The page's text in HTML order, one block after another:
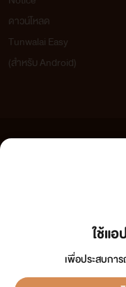
ใช้แ
เพื่อประสบกา
ดาวน์โหลด
Tunwalai Easy
(สำหรับ Android)
เว็บไซต์แห่งนี้ไม่ได้เห็นด้วยและไม่ขอรั
วิจารณญาณในการกลั่นกรองด้วยตนเอ
กรุณาแจ้งมาที่ tunwalai@ookbee.com
ลิขสิทธิ์ตามพระราชบัญญัติลิขสิทธิ์ (ฉบับ